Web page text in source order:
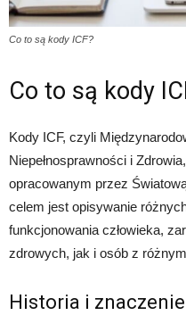
Co to są kody ICF?
Co to są kody
Kody ICF, czyli
Niepełnosprawności i
opracowanym przez
celem jest opisywanie
funkcjonowania człowieka,
zdrowych, jak i osób z
Historia i